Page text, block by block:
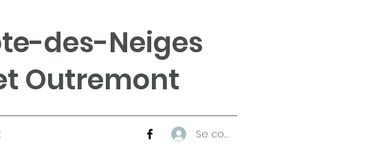
des-Neiges
Outremont
Se connecter